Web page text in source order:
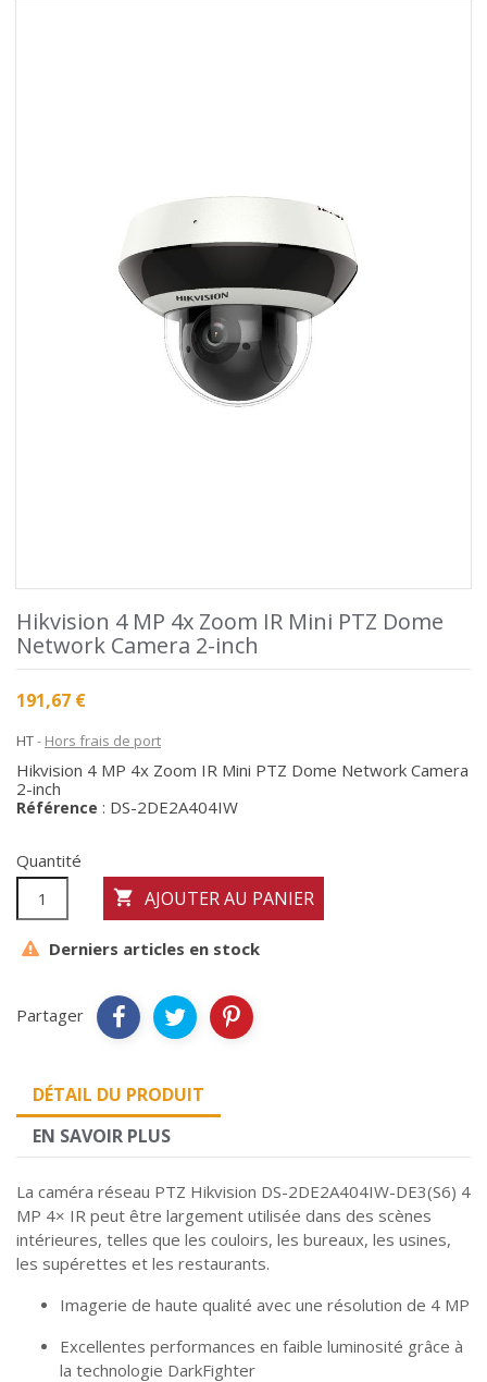
Hikvision 4 MP 4x Zoom IR Mini PTZ Dome
Network Camera 2-inch
191,67 €
HT Hors frais de port
Hikvision 4 MP 4x Zoom IR Mini PTZ Dome Network Camera
2-inch
Référence : DS-2DE2A404IW
Quantité
 AJOUTER AU PANIER
Derniers articles en stock
Partager
DÉTAIL DU PRODUIT
EN SAVOIR PLUS
La caméra réseau PTZ Hikvision DS-2DE2A404IW-DE3(S6) 4
MP 4× IR peut être largement utilisée dans des scènes
intérieures, telles que les couloirs, les bureaux, les usines,
les supérettes et les restaurants.
Imagerie de haute qualité avec une résolution de 4 MP
Excellentes performances en faible luminosité grâce à
la technologie DarkFighter